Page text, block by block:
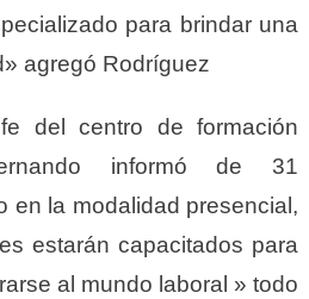
para brindar una
agregó Rodríguez
del centro de formación
informó de 31
en la modalidad presencial,
estarán capacitados para
al mundo laboral » todo